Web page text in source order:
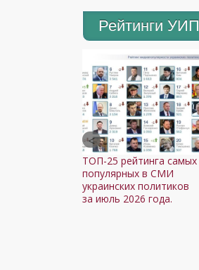
Рейтинги УИП
ТОП-25 рейтинга самых
популярных в СМИ
украинских политиков
за июль 2026 года.